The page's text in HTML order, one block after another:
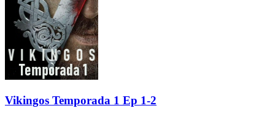
Vikingos Temporada 1 Ep 1-2